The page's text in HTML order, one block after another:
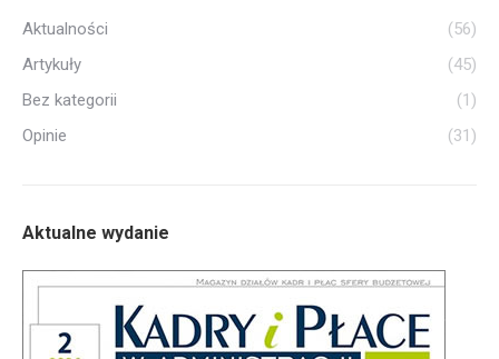
Aktualności
(56)
Artykuły
(45)
Bez kategorii
(1)
Opinie
(31)
Aktualne wydanie